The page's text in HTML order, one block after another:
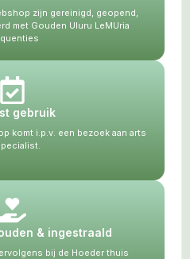
zijn gereinigd, geopend,
met Gouden Uluru LeMUria
gebruik
komt i.p.v. een bezoek aan arts
& ingestraald
bij de Hoeder thuis